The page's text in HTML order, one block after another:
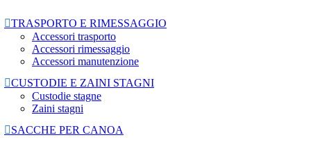
TRASPORTO E RIMESSAGGIO
Accessori trasporto
Accessori rimessaggio
Accessori manutenzione
CUSTODIE E ZAINI STAGNI
Custodie stagne
Zaini stagni
SACCHE PER CANOA